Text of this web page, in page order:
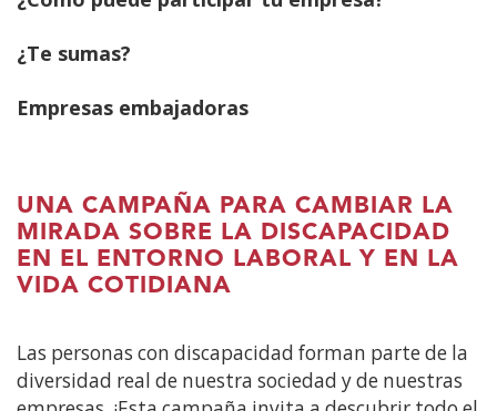
contenido
¿Te sumas?
Empresas embajadoras
UNA CAMPAÑA PARA CAMBIAR LA
MIRADA SOBRE LA DISCAPACIDAD
EN EL ENTORNO LABORAL Y EN LA
VIDA COTIDIANA
Las personas con discapacidad forman parte de la
diversidad real de nuestra sociedad y de nuestras